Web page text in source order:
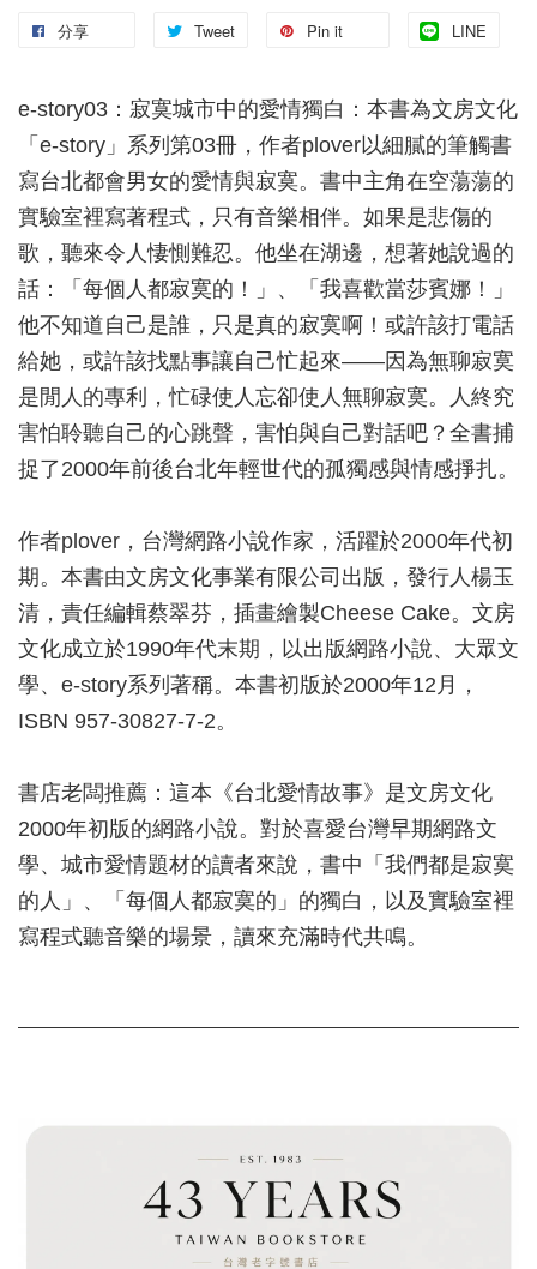
分享 Tweet Pin it LINE
e-story03：寂寞城市中的愛情獨白：本書為文房文化
「e-story」系列第03冊，作者plover以細膩的筆觸書
寫台北都會男女的愛情與寂寞。書中主角在空蕩蕩的
實驗室裡寫著程式，只有音樂相伴。如果是悲傷的
歌，聽來令人悽惻難忍。他坐在湖邊，想著她說過的
話：「每個人都寂寞的！」、「我喜歡當莎賓娜！」
他不知道自己是誰，只是真的寂寞啊！或許該打電話
給她，或許該找點事讓自己忙起來——因為無聊寂寞
是閒人的專利，忙碌使人忘卻使人無聊寂寞。人終究
害怕聆聽自己的心跳聲，害怕與自己對話吧？全書捕
捉了2000年前後台北年輕世代的孤獨感與情感掙扎。
作者plover，台灣網路小說作家，活躍於2000年代初
期。本書由文房文化事業有限公司出版，發行人楊玉
清，責任編輯蔡翠芬，插畫繪製Cheese Cake。文房
文化成立於1990年代末期，以出版網路小說、大眾文
學、e-story系列著稱。本書初版於2000年12月，
ISBN 957-30827-7-2。
書店老闆推薦：這本《台北愛情故事》是文房文化
2000年初版的網路小說。對於喜愛台灣早期網路文
學、城市愛情題材的讀者來說，書中「我們都是寂寞
的人」、「每個人都寂寞的」的獨白，以及實驗室裡
寫程式聽音樂的場景，讀來充滿時代共鳴。